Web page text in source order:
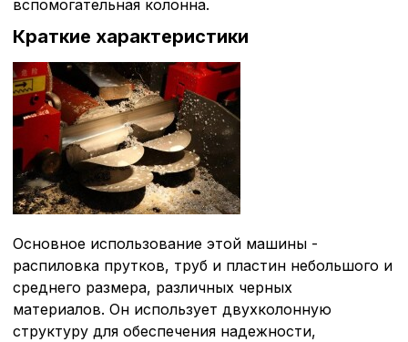
вспомогательная колонна.
Краткие характеристики
Основное использование этой машины -
распиловка прутков, труб и пластин небольшого и
среднего размера, различных черных
материалов. Он использует двухколонную
структуру для обеспечения надежности,